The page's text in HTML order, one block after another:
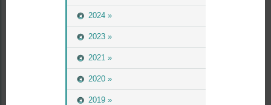
2024 »
2023 »
2021 »
2020 »
2019 »